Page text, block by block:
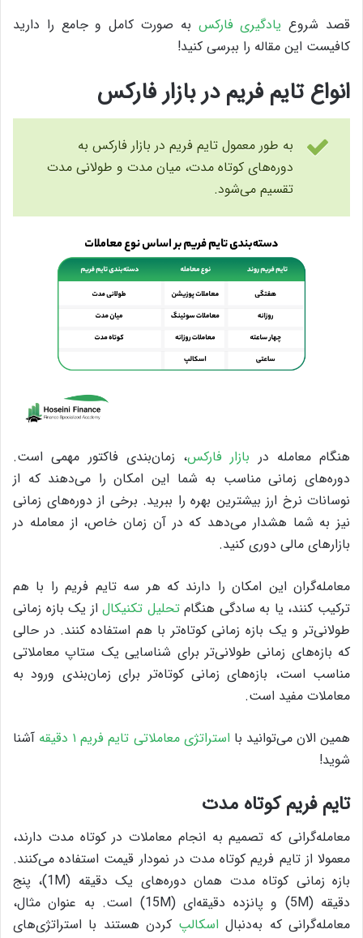
قصد شروع یادگیری فارکس به صورت کامل و جامع را دارید
کافیست این مقاله را ببرسی کنید!
انواع تایم فریم در بازار فارکس
به طور معمول تایم فریم در بازار فارکس به
دوره‌های کوتاه مدت، ‌میان مدت و طولانی مدت
تقسیم می‌شود.
هنگام معامله در بازار فارکس، زمان‌بندی فاکتور مهمی است.
دوره‌های زمانی مناسب به شما این امکان را می‌دهند که از
نوسانات نرخ ارز بیشترین بهره را ببرید. برخی از دوره‌های زمانی
نیز به شما هشدار می‌دهد که در آن زمان خاص، از معامله در
بازارهای مالی دوری کنید.
معامله‌گران این امکان را دارند که هر سه تایم فریم را با هم
ترکیب کنند، یا به سادگی هنگامتحلیل تکنیکالاز یک بازه زمانی
طولانی‌تر و یک بازه زمانی کوتاه‌تر با هم استفاده کنند. در حالی
که بازه‌های زمانی طولانی‌تر برای شناسایی یک ستاپ معاملاتی
مناسب است، بازه‌های زمانی کوتاه‌تر برای زمان‌بندی ورود به
معاملات مفید است.
همین الان می‌توانید با استراتژی معاملاتی تایم فریم ۱ دقیقه
آشنا
شوید!
تایم فریم کوتاه مدت
معامله‌گرانی که تصمیم به انجام معاملات در کوتاه مدت دارند،
معمولا از تایم فریم کوتاه مدت در نمودار قیمت استفاده می‌کنند.
بازه زمانی کوتاه مدت همان دوره‌های یک دقیقه (1M)، ‌پنج
دقیقه (5M) و پانزده دقیقه‌ای (15M) است. به عنوان مثال،
‌معامله‌گرانی که به‌دنبال اسکالپ کردن هستند با استراتژی‌های